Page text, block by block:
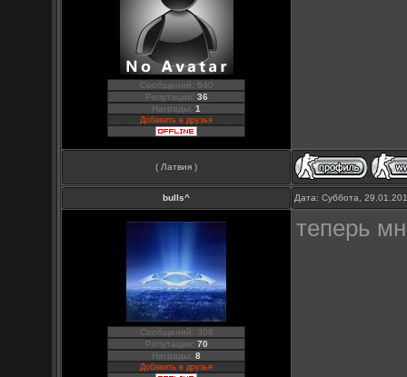
Сообщений: 640
Репутация: 36
Награды:1
Добавить в друзья
( Латвия )
bulls^ Дата: Суббота,
Сообщений: 309
Репутация: 70
Награды:8
Добавить в друзья
теперь